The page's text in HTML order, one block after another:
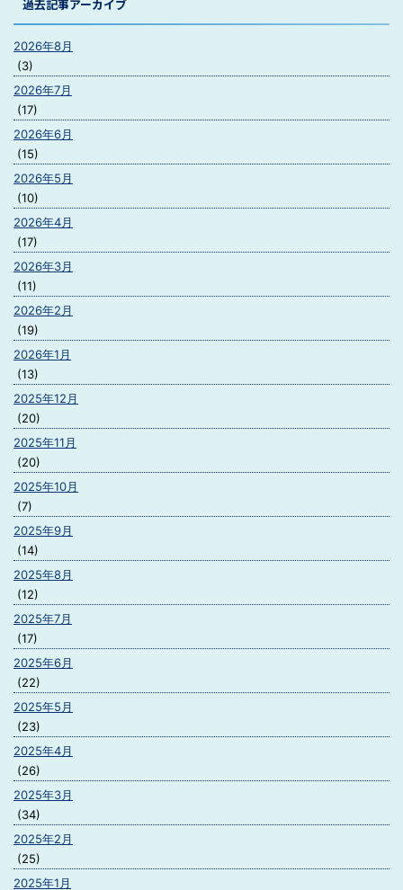
過去記事アーカイブ
2026年8月
(3)
2026年7月
(17)
2026年6月
(15)
2026年5月
(10)
2026年4月
(17)
2026年3月
(11)
2026年2月
(19)
2026年1月
(13)
2025年12月
(20)
2025年11月
(20)
2025年10月
(7)
2025年9月
(14)
2025年8月
(12)
2025年7月
(17)
2025年6月
(22)
2025年5月
(23)
2025年4月
(26)
2025年3月
(34)
2025年2月
(25)
2025年1月